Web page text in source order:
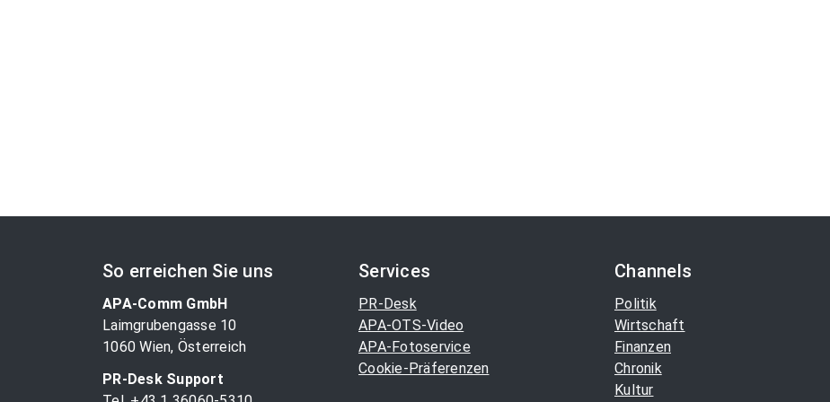
So erreichen Sie uns
APA-Comm GmbH
Laimgrubengasse 10
1060 Wien, Österreich
PR-Desk Support
Services
PR-Desk
APA-OTS-Video
APA-Fotoservice
Cookie-Präferenzen
Channels
Politik
Wirtschaft
Finanzen
Chronik
Kultur